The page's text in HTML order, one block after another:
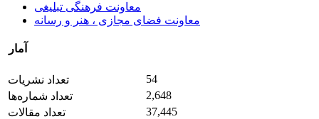
معاونت فرهنگی تبلیغی
معاونت فضای مجازی ، هنر و رسانه
آمار
تعداد نشریات
54
تعداد شماره‌ها
2,648
تعداد مقالات
37,445